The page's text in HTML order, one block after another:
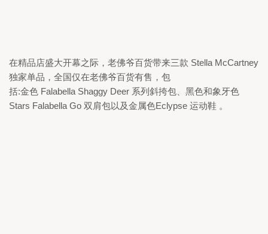
在精品店盛大开幕之际，老佛爷百货带来三款
独家单品，全国仅在老佛爷百货有售，包
括:金色 Falabella Shaggy Deer
Stars Falabella Go 双肩包以及金属色Eclypse 运动鞋 。